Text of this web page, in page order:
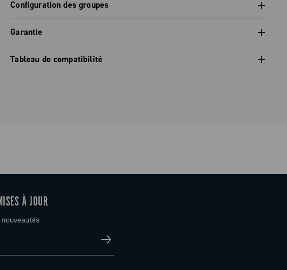
en acier inoxydable pour
Configuration des groupes
Configuration du groupe - Ekar 13s
Garantie
Garantie conventionnelle limitèe
Tableau de compatibilité
À JOUR